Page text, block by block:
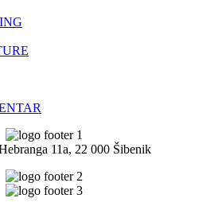
11a, 22 000 Šibenik